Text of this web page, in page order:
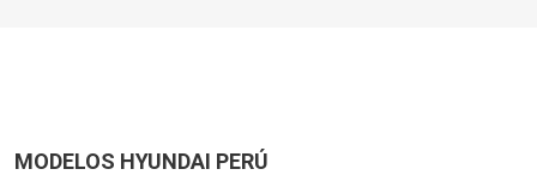
MODELOS HYUNDAI PERÚ